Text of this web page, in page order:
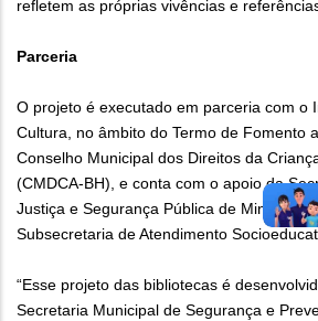
refletem as próprias vivências e
Parceria
O projeto é executado em parceria com o
Cultura, no âmbito do Termo de Fomento
Conselho Municipal dos Direitos da
(CMDCA-BH), e conta com o apoio da
Justiça e Segurança Pública de Minas
Subsecretaria de Atendimento
“Esse projeto das bibliotecas é
Secretaria Municipal de Segurança e